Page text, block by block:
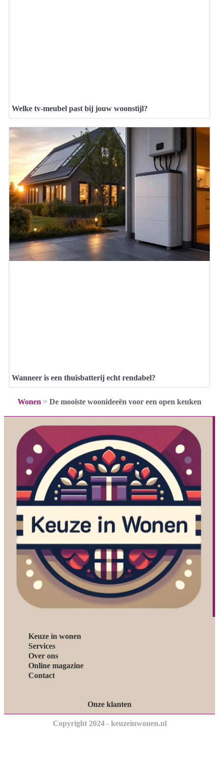
Welke tv-meubel past bij jouw woonstijl?
Wanneer is een thuisbatterij echt rendabel?
Wonen > De mooiste woonideeën voor een open keuken
Keuze in wonen
Services
Over ons
Online magazine
Contact
Onze klanten
Copyright 2024 - keuzeinwonen.nl